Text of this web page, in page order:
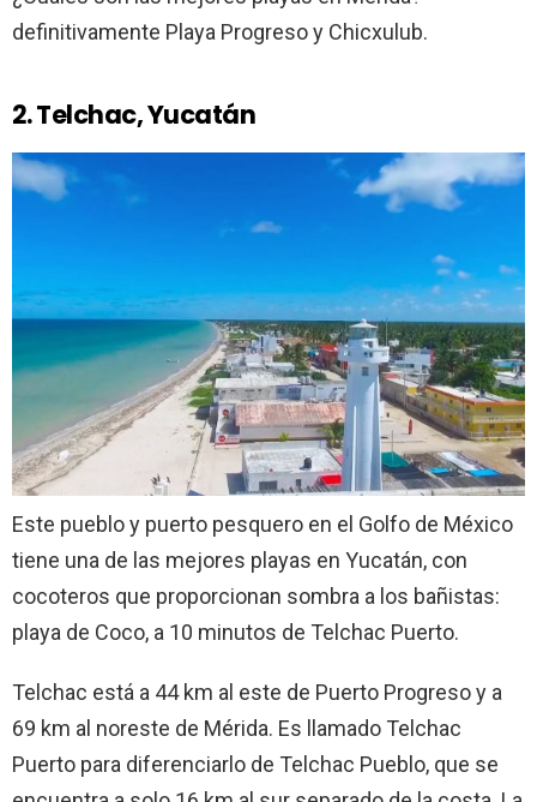
definitivamente Playa Progreso y Chicxulub.
2. Telchac, Yucatán
Este pueblo y puerto pesquero en el Golfo de México
tiene una de las mejores playas en Yucatán, con
cocoteros que proporcionan sombra a los bañistas:
playa de Coco, a 10 minutos de Telchac Puerto.
Telchac está a 44 km al este de Puerto Progreso y a
69 km al noreste de Mérida. Es llamado Telchac
Puerto para diferenciarlo de Telchac Pueblo, que se